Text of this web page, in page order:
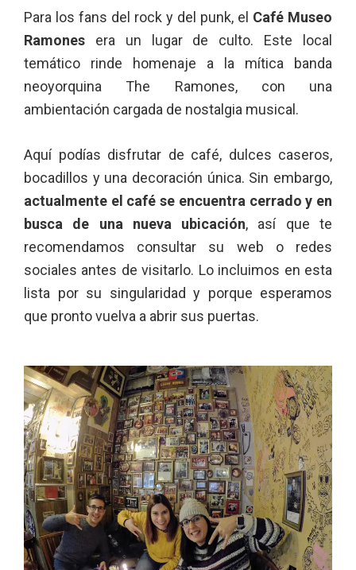
Para los fans del rock y del punk, el Café Museo
Ramones era un lugar de culto. Este local
temático rinde homenaje a la mítica banda
neoyorquina The Ramones, con una
ambientación cargada de nostalgia musical.
Aquí podías disfrutar de café, dulces caseros,
bocadillos y una decoración única. Sin embargo,
actualmente el café se encuentra cerrado y en
busca de una nueva ubicación, así que te
recomendamos consultar su web o redes
sociales antes de visitarlo. Lo incluimos en esta
lista por su singularidad y porque esperamos
que pronto vuelva a abrir sus puertas.